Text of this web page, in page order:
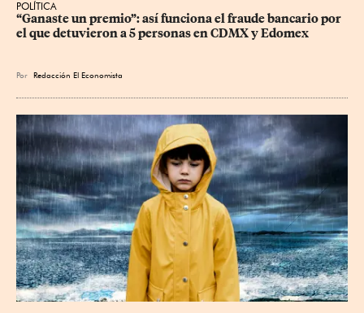
POLÍTICA
“Ganaste un premio”: así funciona el fraude bancario por
el que detuvieron a 5 personas en CDMX y Edomex
Por Redacción El Economista